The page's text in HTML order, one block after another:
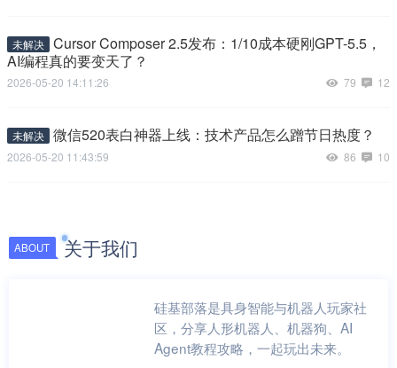
未解决 Cursor Composer 2.5发布：1/10成本硬刚GPT-5.5，
AI编程真的要变天了？
2026-05-20 14:11:26 79 12
未解决 微信520表白神器上线：技术产品怎么蹭节日热度？
2026-05-20 11:43:59 86 10
ABOUT 关于我们
硅基部落是具身智能与机器人玩家社
区，分享人形机器人、机器狗、AI
Agent教程攻略，一起玩出未来。